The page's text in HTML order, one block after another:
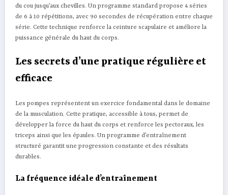
du cou jusqu’aux chevilles. Un programme standard propose 4 séries
de 6 à 10 répétitions, avec 90 secondes de récupération entre chaque
série. Cette technique renforce la ceinture scapulaire et améliore la
puissance générale du haut du corps.
Les secrets d’une pratique régulière et
efficace
Les pompes représentent un exercice fondamental dans le domaine
de la musculation. Cette pratique, accessible à tous, permet de
développer la force du haut du corps et renforce les pectoraux, les
triceps ainsi que les épaules. Un programme d’entraînement
structuré garantit une progression constante et des résultats
durables.
La fréquence idéale d’entraînement